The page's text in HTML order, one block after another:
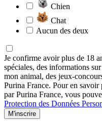
Chien
Chat
Aucun des deux
Je confirme avoir plus de 18
spéciales, des informations
mon animal, des jeux-
Purina France. Pour en savoir
par Purina France, vous
Protection des Données
M'inscrire